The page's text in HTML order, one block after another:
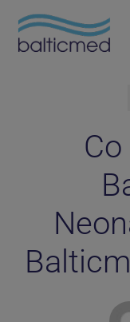
main